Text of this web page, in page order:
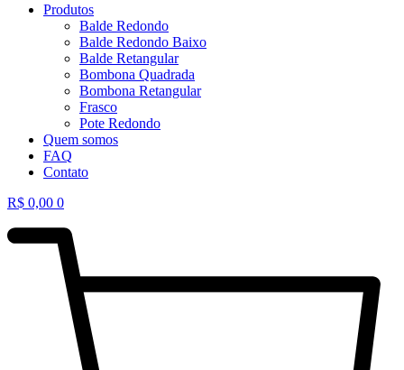
Produtos
Balde Redondo
Balde Redondo Baixo
Balde Retangular
Bombona Quadrada
Bombona Retangular
Frasco
Pote Redondo
Quem somos
FAQ
Contato
R$ 0,00 0